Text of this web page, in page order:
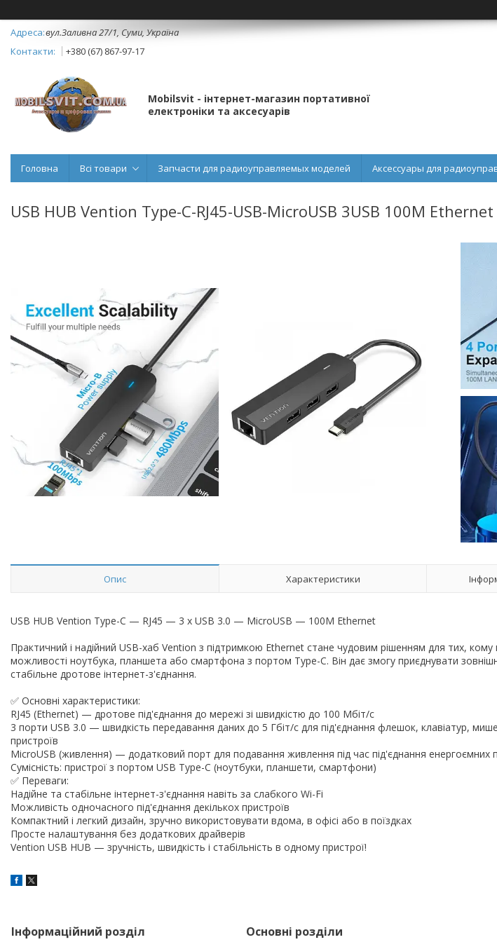
вул.Заливна 27/1, Суми, Україна
+380 (67) 867-97-17
Mobilsvit - інтернет-магазин портативної
електроніки та аксесуарів
Головна Всі товари Запчасти для радиоуправляемых моделей Аксессуары для
USB HUB Vention Type-C-RJ45-USB-MicroUSB 3USB 100M
Опис Характеристики
USB HUB Vention Type-C — RJ45 — 3 x USB 3.0 — MicroUSB — 100M Ethernet
Практичний і надійний USB-хаб Vention з підтримкою Ethernet стане чудовим рішенням для тих,
можливості ноутбука, планшета або смартфона з портом Type-C. Він дає змогу приєднувати
стабільне дротове інтернет-з'єднання.
✅ Основні характеристики:
RJ45 (Ethernet) — дротове під'єднання до мережі зі швидкістю до 100 Мбіт/с
3 порти USB 3.0 — швидкість передавання даних до 5 Гбіт/с для під'єднання флешок, клавіатур,
пристроїв
MicroUSB (живлення) — додатковий порт для подавання живлення під час під'єднання енергоємних
Сумісність: пристрої з портом USB Type-C (ноутбуки, планшети, смартфони)
✅ Переваги:
Надійне та стабільне інтернет-з'єднання навіть за слабкого Wi-Fi
Можливість одночасного під'єднання декількох пристроїв
Компактний і легкий дизайн, зручно використовувати вдома, в офісі або в поїздках
Просте налаштування без додаткових драйверів
Vention USB HUB — зручність, швидкість і стабільність в одному пристрої!
Інформаційний розділ Основні розділи